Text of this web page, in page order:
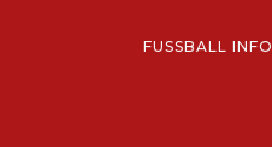
FUSSBALL INFOS